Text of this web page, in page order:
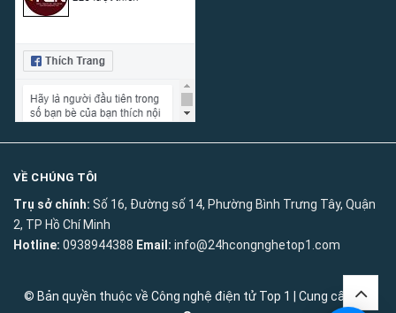
VỀ CHÚNG TÔI
Trụ sở chính: Số 16, Đường số 14, Phường Bình Trưng Tây, Quận
2, TP Hồ Chí Minh
Hotline: 0938944388 Email: info@24hcongnghetop1.com
© Bản quyền thuộc về Công nghệ điện tử Top 1
Cung cấp bởi